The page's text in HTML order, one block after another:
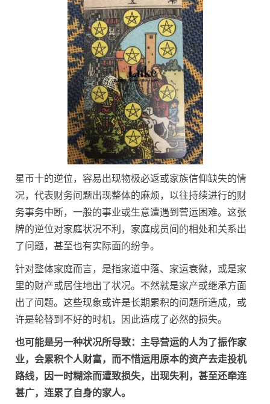
星币十的逆位，容易出现物极必返或家族信仰缺失的情
况，代表财务问题出现整体的麻烦，以往持续进行的财
务事务中断，一般的事业或生意遭遇到营运困难。这张
牌的逆位对家庭状况不利，家庭成员间的相处和关系出
了问题，甚至也有实际面的纷争。
针对整体家庭而言，是指家道中落、家运衰微，或是家
里的财产或居住地出了状况。不然就是家产或继承方面
出了问题。这些现象或许是长期累积的问题所造成，或
许是轮替到不好的时机，因此造成了必然的损失。
也可能是另一种状况所导致：主导营运的人为了振作家
业，会累积个人财富，而不惜运用原本的资产去走投机
路线，因一时糊涂而遭致损失，出现失利，甚至还牵连
甚广，连累了自身的家人。